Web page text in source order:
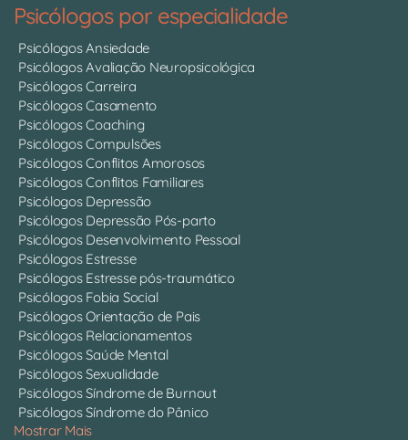
Psicólogos por especialidade
Psicólogos Ansiedade
Psicólogos Avaliação Neuropsicológica
Psicólogos Carreira
Psicólogos Casamento
Psicólogos Coaching
Psicólogos Compulsões
Psicólogos Conflitos Amorosos
Psicólogos Conflitos Familiares
Psicólogos Depressão
Psicólogos Depressão Pós-parto
Psicólogos Desenvolvimento Pessoal
Psicólogos Estresse
Psicólogos Estresse pós-traumático
Psicólogos Fobia Social
Psicólogos Orientação de Pais
Psicólogos Relacionamentos
Psicólogos Saúde Mental
Psicólogos Sexualidade
Psicólogos Síndrome de Burnout
Psicólogos Síndrome do Pânico
Mostrar Mais